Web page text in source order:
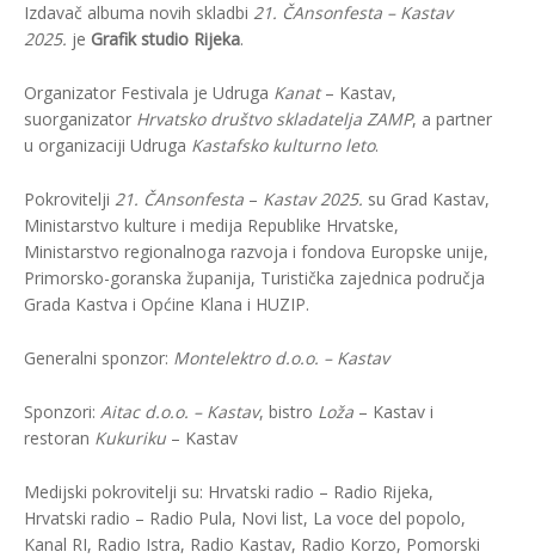
Izdavač albuma novih skladbi 21. ČAnsonfesta – Kastav
2025. je Grafik studio Rijeka.
Organizator Festivala je Udruga Kanat– Kastav,
suorganizator Hrvatsko društvo skladatelja ZAMP, a partner
u organizaciji Udruga Kastafsko kulturno leto.
Pokrovitelji 21. ČAnsonfesta – Kastav 2025. su Grad Kastav,
Ministarstvo kulture i medija Republike Hrvatske,
Ministarstvo regionalnoga razvoja i fondova Europske unije,
Primorsko-goranska županija, Turistička zajednica područja
Grada Kastva i Općine Klana i HUZIP.
Generalni sponzor: Montelektro d.o.o. – Kastav
Sponzori: Aitac d.o.o. – Kastav, bistro Loža – Kastav i
restoran Kukuriku – Kastav
Medijski pokrovitelji su: Hrvatski radio – Radio Rijeka,
Hrvatski radio – Radio Pula, Novi list, La voce del popolo,
Kanal RI, Radio Istra, Radio Kastav, Radio Korzo, Pomorski